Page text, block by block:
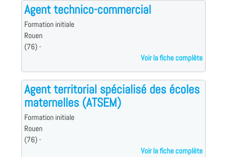
Agent technico-commercial
Formation initiale
Rouen
(76) -
Voir la fiche complète
Agent territorial spécialisé des écoles
maternelles (ATSEM)
Formation initiale
Rouen
(76) -
Voir la fiche complète